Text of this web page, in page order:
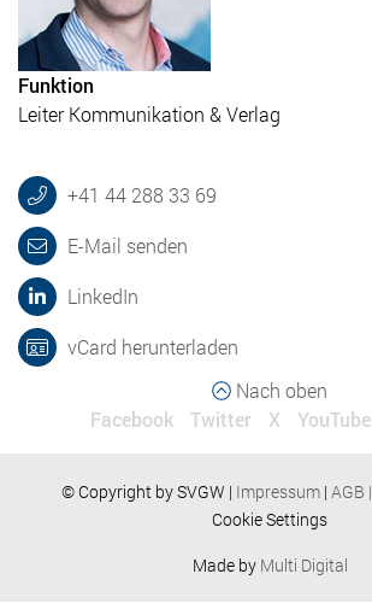
Funktion
Leiter Kommunikation & Verlag
+41 44 288 33 69
E-Mail senden
LinkedIn
vCard herunterladen
Nach oben
Facebook
Twitter X YouTube
© Copyright by SVGW | Impressum | AGB |
Cookie Settings
Made by Multi Digital